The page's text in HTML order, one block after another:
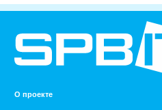
О проекте